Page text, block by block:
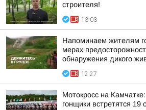
строителя!
13:03
Напоминаем жителям
мерах
обнаружения дикого
12:27
Мотокросс на
гонщики встретятся 19